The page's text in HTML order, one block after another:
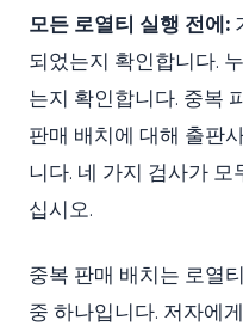
모든 로열티 실행 전에:
되었는지 확인합니다.
는지 확인합니다. 중복
판매 배치에 대해 출판
니다. 네 가지 검사가
십시오.
중복 판매 배치는 로열
중 하나입니다. 저자에